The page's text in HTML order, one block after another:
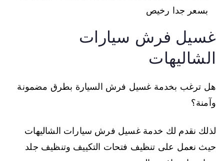
بسعر جدا رخيص
غسيل فرش سيارات
الشاليهات
هل ترغب بخدمة غسيل فرش السيارة بطرق مضمونة
وآمنة؟
لذلك نقدم لك خدمة غسيل فرش سيارات الشاليهات
حيث نعمل على تنظيف فتحات التكييف وتنظيف جلد